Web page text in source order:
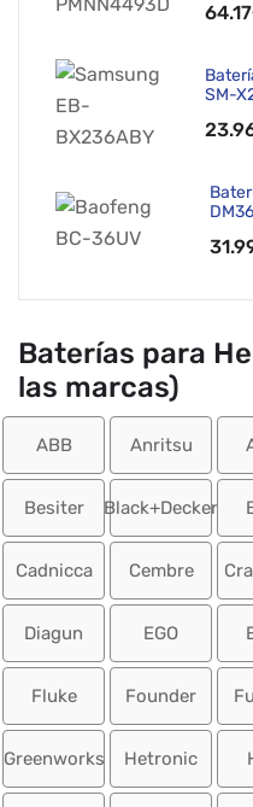
SM-
Baterías para
las marcas)
ABB Anritsu
Besiter Black+Decker
Cadnicca Cembre
Diagun EGO
Fluke Founder
Greenworks Hetronic